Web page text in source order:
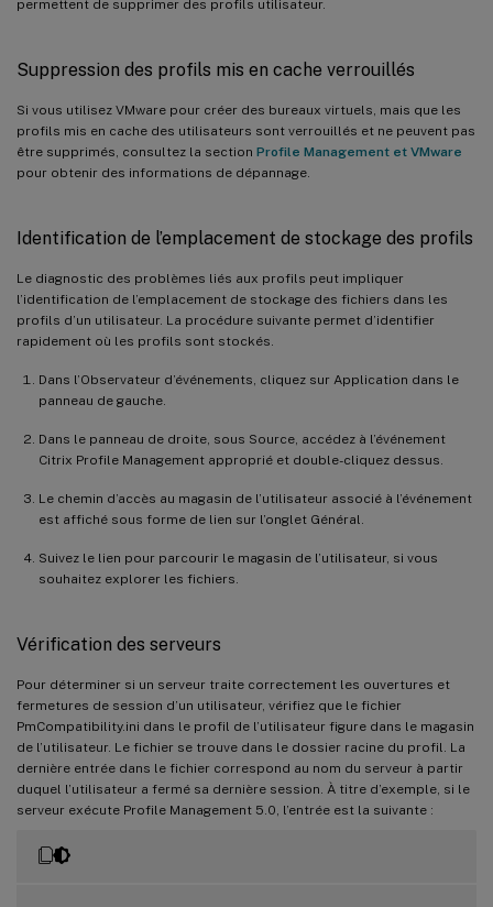
permettent de supprimer des profils utilisateur.
Suppression des profils mis en cache verrouillés
Si vous utilisez VMware pour créer des bureaux virtuels, mais que les
profils mis en cache des utilisateurs sont verrouillés et ne peuvent pas
être supprimés, consultez la section Profile Management et VMware
pour obtenir des informations de dépannage.
Identification de l’emplacement de stockage des profils
Le diagnostic des problèmes liés aux profils peut impliquer
l’identification de l’emplacement de stockage des fichiers dans les
profils d’un utilisateur. La procédure suivante permet d’identifier
rapidement où les profils sont stockés.
Dans l’Observateur d’événements, cliquez sur Application dans le
panneau de gauche.
Dans le panneau de droite, sous Source, accédez à l’événement
Citrix Profile Management approprié et double-cliquez dessus.
Le chemin d’accès au magasin de l’utilisateur associé à l’événement
est affiché sous forme de lien sur l’onglet Général.
Suivez le lien pour parcourir le magasin de l’utilisateur, si vous
souhaitez explorer les fichiers.
Vérification des serveurs
Pour déterminer si un serveur traite correctement les ouvertures et
fermetures de session d’un utilisateur, vérifiez que le fichier
PmCompatibility.ini dans le profil de l’utilisateur figure dans le magasin
de l’utilisateur. Le fichier se trouve dans le dossier racine du profil. La
dernière entrée dans le fichier correspond au nom du serveur à partir
duquel l’utilisateur a fermé sa dernière session. À titre d’exemple, si le
serveur exécute Profile Management 5.0, l’entrée est la suivante :